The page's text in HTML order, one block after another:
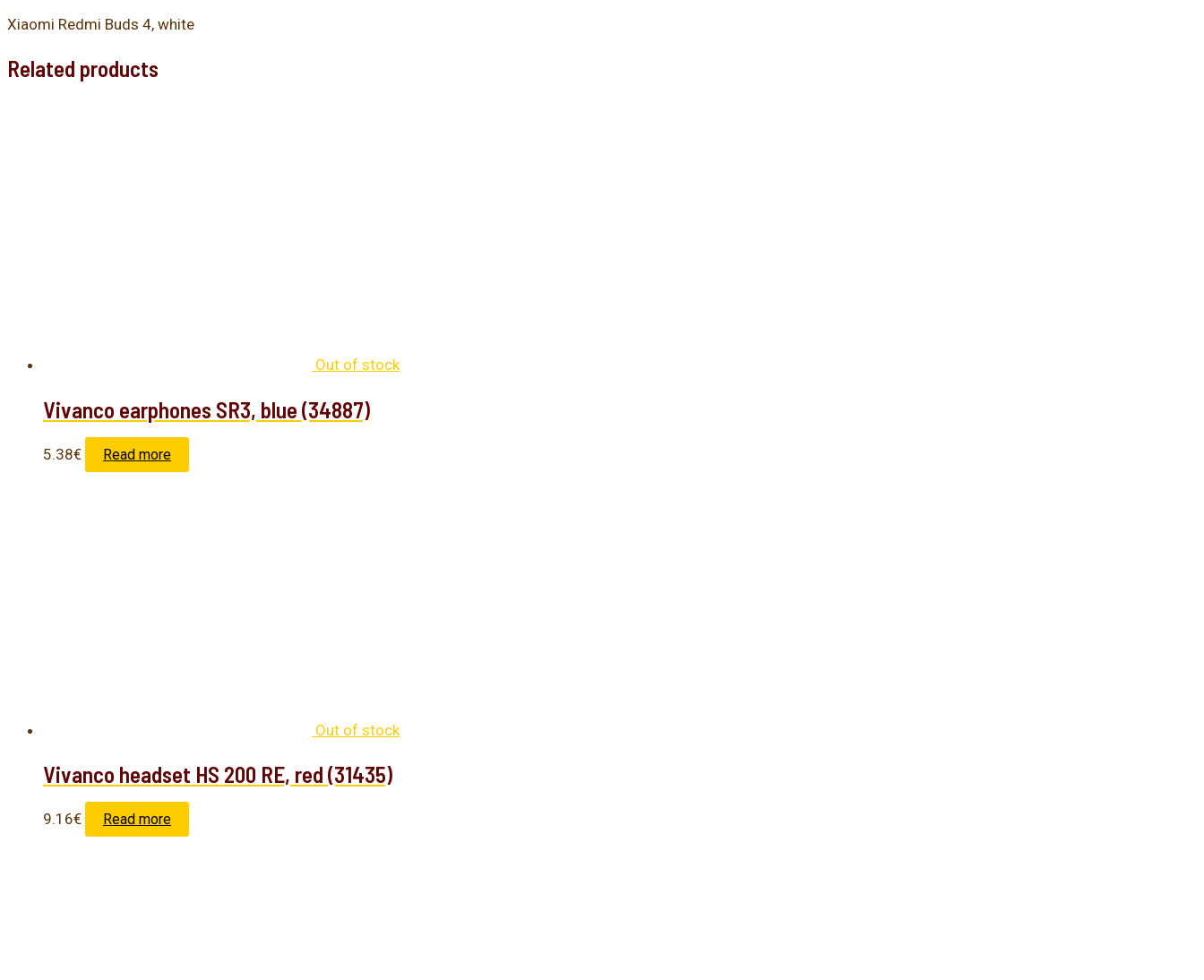
Xiaomi Redmi Buds 4, white
Related products
Out of stock
Vivanco earphones SR3, blue (34887)
5.38€ Read more
Out of stock
Vivanco headset HS 200 RE, red (31435)
9.16€ Read more